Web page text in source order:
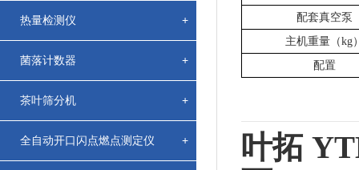
热量检测仪 +
菌落计数器 +
茶叶筛分机 +
全自动开口闪点燃点测定仪 +
配套真空泵
主机重量（kg
配置
叶拓